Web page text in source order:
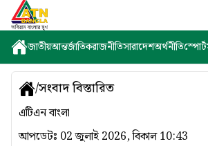
জাতীয়আন্তর্জাতিকরাজনীতিসারাদেশঅর্থনীতি
/সংবাদ বিস্তারিত
এটিএন বাংলা
আপডেটঃ 02 জুলাই 2026, বিকাল 10:43